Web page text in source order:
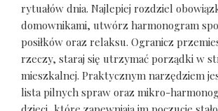
rytuałów dnia. Najlepiej rozdziel
domownikami, utwórz harmonogram
posiłków oraz relaksu. Ogranicz
rzeczy, staraj się utrzymać porządki w
mieszkalnej. Praktycznym narzędziem
lista pilnych spraw oraz mikro-